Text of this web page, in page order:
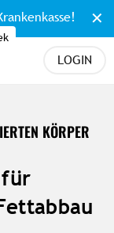
KÖRPER
für
LOGIN